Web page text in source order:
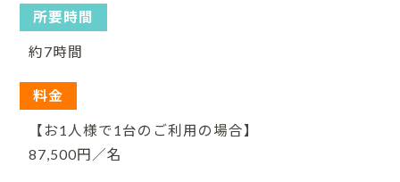
所要時間
約7時間
料金
【お1人様で1台のご利用の場合】
87,500円／名